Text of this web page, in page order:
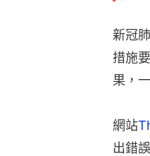
新冠
措施
果，
網站
出錯